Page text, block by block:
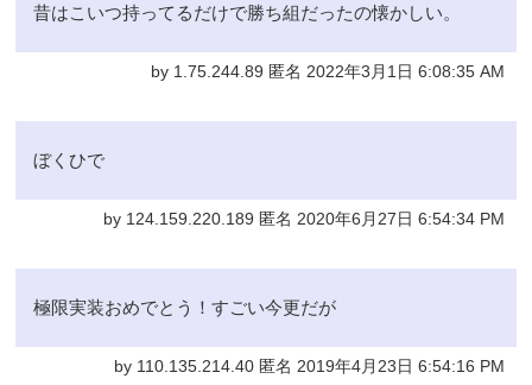
昔はこいつ持ってるだけで勝ち組だったの懐かしい。
by 1.75.244.89 匿名 2022年3月1日 6:08:35 AM
ぼくひで
by 124.159.220.189 匿名 2020年6月27日 6:54:34 PM
極限実装おめでとう！すごい今更だが
by 110.135.214.40 匿名 2019年4月23日 6:54:16 PM